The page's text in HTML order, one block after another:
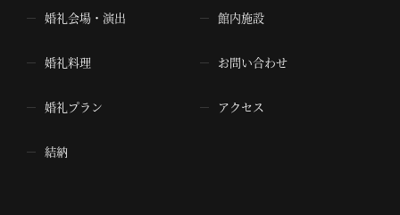
婚礼会場・演出
婚礼料理
婚礼プラン
結納
館内施設
お問い合わせ
アクセス